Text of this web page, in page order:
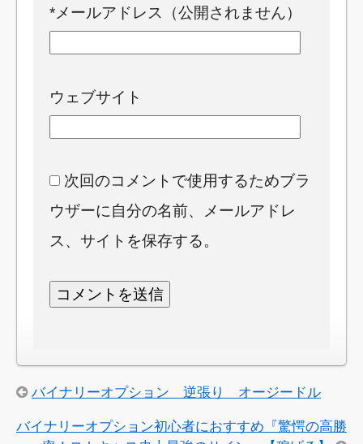
*メールアドレス（公開されません）
ウェブサイト
次回のコメントで使用するためブラ
ウザーに自分の名前、メールアドレ
ス、サイトを保存する。
バイナリーオプション 逆張り オージードル
バイナリーオプション初心者におすすめ『驚愕の高勝